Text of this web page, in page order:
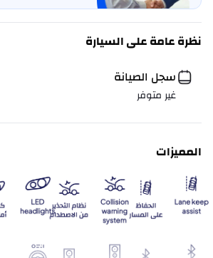
نظرة عامة على السيارة
سجل الصيانة
غير متوفر
المميزات